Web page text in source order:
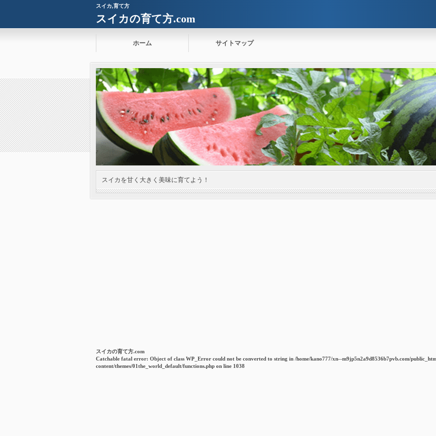
スイカ,育て方
スイカの育て方.com
ホーム サイトマップ
スイカを甘く大きく美味に育てよう！
スイカの育て方.com
Catchable fatal error: Object of class WP_Error could not be converted to string in /home/kano777/xn--m9jp5n2a9d8536b7pvb.com/
content/themes/01the_world_default/functions.php on line 1038